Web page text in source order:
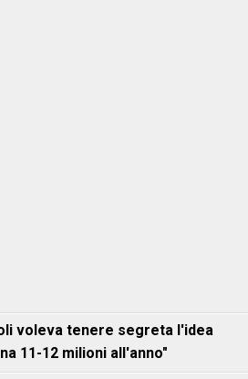
voleva tenere segreta l'idea
11-12 milioni all'anno"